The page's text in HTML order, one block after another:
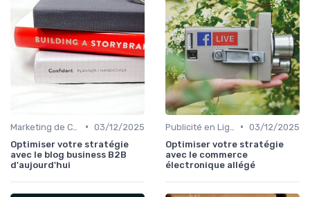
• 03/12/2025
Optimiser votre stratégie
avec le blog business B2B
d'aujourd'hui
• 03/12/2025
Optimiser votre stratégie
avec le commerce
électronique allégé